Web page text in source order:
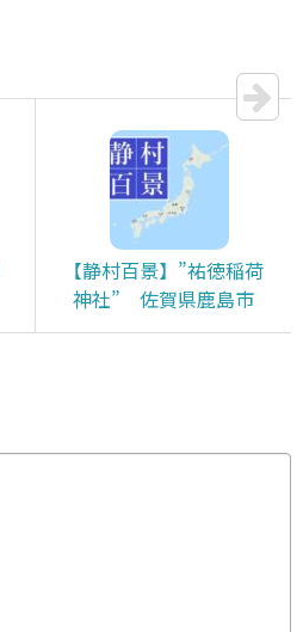
【静村百景】”祐徳稲荷
神社” 佐賀県鹿島市